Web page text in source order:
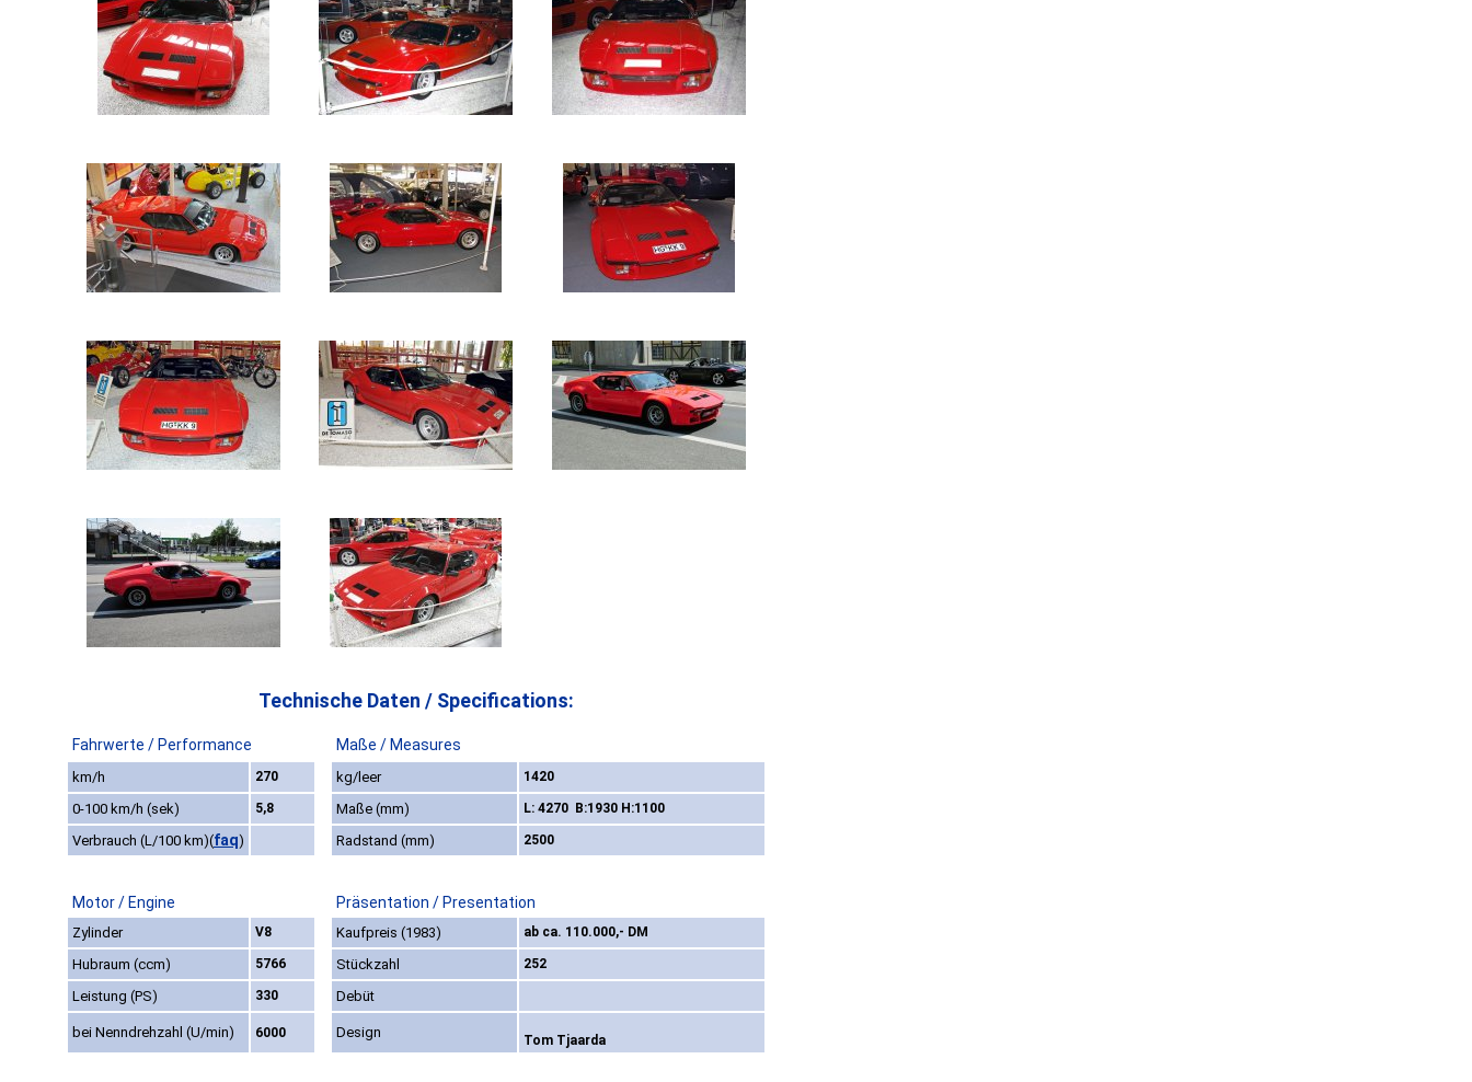
Technische Daten / Specifications:
Fahrwerte / Performance Maße / Measures
km/h 270 kg/leer 1420
0-100 km/h (sek) 5,8 Maße (mm) L: 4270 B:1930 H:1100
Verbrauch (L/100 km)(faq) Radstand (mm) 2500
Motor / Engine Präsentation / Presentation
Zylinder V8 Kaufpreis (1983) ab ca. 110.000,- DM
Hubraum (ccm) 5766 Stückzahl 252
Leistung (PS) 330 Debüt
bei Nenndrehzahl (U/min) 6000 Design Tom Tjaarda